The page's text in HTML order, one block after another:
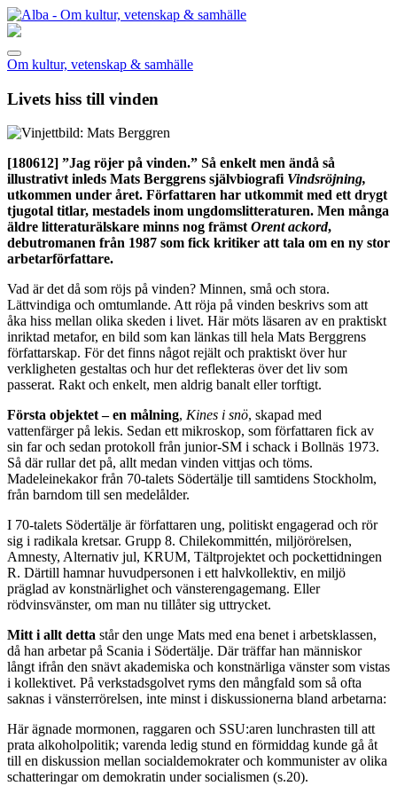
Om kultur, vetenskap & samhälle
Livets hiss till vinden
[180612] ”Jag röjer på vinden.” Så enkelt men ändå så
illustrativt inleds Mats Berggrens självbiografi Vindsröjning,
utkommen under året. Författaren har utkommit med ett drygt
tjugotal titlar, mestadels inom ungdomslitteraturen. Men många
äldre litteraturälskare minns nog främstOrent ackord,
debutromanen från 1987 som fick kritiker att tala om en ny stor
arbetarförfattare.
Vad är det då som röjs på vinden? Minnen, små och stora.
Lättvindiga och omtumlande. Att röja på vinden beskrivs som att
åka hiss mellan olika skeden i livet. Här möts läsaren av en praktiskt
inriktad metafor, en bild som kan länkas till hela Mats Berggrens
författarskap. För det finns något rejält och praktiskt över hur
verkligheten gestaltas och hur det reflekteras över det liv som
passerat. Rakt och enkelt, men aldrig banalt eller torftigt.
Första objektet – en målning, Kines i snö, skapad med
vattenfärger på lekis. Sedan ett mikroskop, som författaren fick av
sin far och sedan protokoll från junior-SM i schack i Bollnäs 1973.
Så där rullar det på, allt medan vinden vittjas och töms.
Madeleinekakor från 70-talets Södertälje till samtidens Stockholm,
från barndom till sen medelålder.
I 70-talets Södertälje är författaren ung, politiskt engagerad och rör
sig i radikala kretsar. Grupp 8. Chilekommittén, miljörörelsen,
Amnesty, Alternativ jul, KRUM, Tältprojektet och pockettidningen
R. Därtill hamnar huvudpersonen i ett halvkollektiv, en miljö
präglad av konstnärlighet och vänsterengagemang. Eller
rödvinsvänster, om man nu tillåter sig uttrycket.
Mitt i allt detta står den unge Mats med ena benet i arbetsklassen,
då han arbetar på Scania i Södertälje. Där träffar han människor
långt ifrån den snävt akademiska och konstnärliga vänster som vistas
i kollektivet. På verkstadsgolvet ryms den mångfald som så ofta
saknas i vänsterrörelsen, inte minst i diskussionerna bland arbetarna:
Här ägnade mormonen, raggaren och SSU:aren lunchrasten till att
prata alkoholpolitik; varenda ledig stund en förmiddag kunde gå åt
till en diskussion mellan socialdemokrater och kommunister av olika
schatteringar om demokratin under socialismen (s.20).